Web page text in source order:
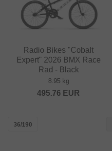
Radio Bikes "Cobalt
Expert" 2026 BMX Race
Rad - Black
8.95 kg
495.76 EUR
36/190